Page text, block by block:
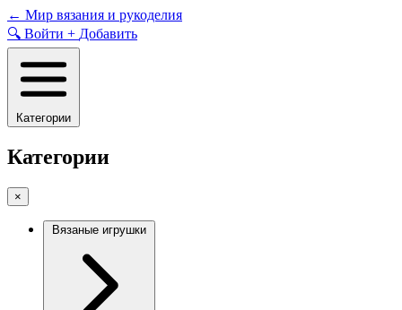
Skip
to
content
← Мир вязания и рукоделия
🔍 Войти + Добавить
Категории
Категории
×
Вязаные игрушки